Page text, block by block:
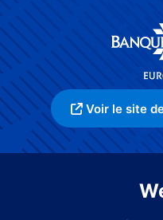
Voir le site